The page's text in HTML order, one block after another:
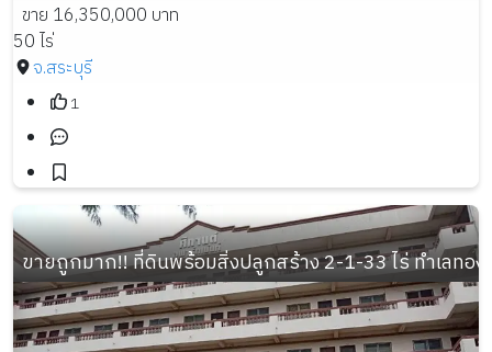
ขาย 16,350,000 บาท
50 ไร่
จ.สระบุรี
1
ขายถูกมาก!! ที่ดินพร้อมสิ่งปลูกสร้าง 2-1-33 ไร่ ทำเลทอ